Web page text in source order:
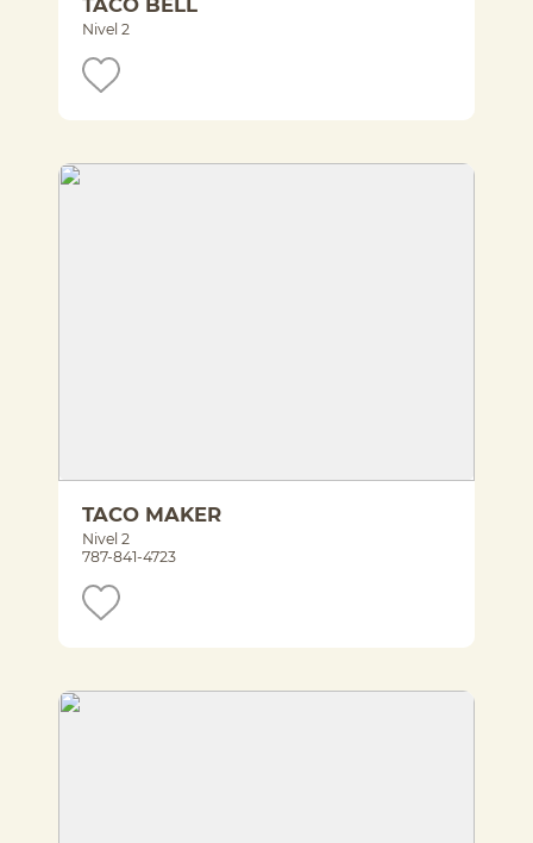
Nivel 2
TACO MAKER
Nivel 2
787-841-4723